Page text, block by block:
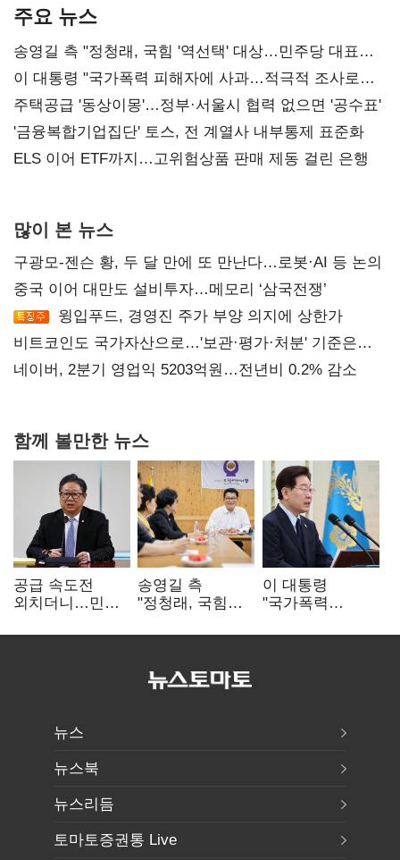
주요 뉴스
송영길 측 "정청래, 국힘 '역선택' 대상…민주당 대표로
총선 지휘 못해"
이 대통령 "국가폭력 피해자에 사과…적극적 조사로
진실 밝혀야"
주택공급 '동상이몽'…정부·서울시 협력 없으면 '공수표'
'금융복합기업집단' 토스, 전 계열사 내부통제 표준화
ELS 이어 ETF까지…고위험상품 판매 제동 걸린 은행
많이 본 뉴스
구광모-젠슨 황, 두 달 만에 또 만난다…로봇·AI 등 논의
중국 이어 대만도 설비투자…메모리 ‘삼국전쟁’
윙입푸드, 경영진 주가 부양 의지에 상한가
비트코인도 국가자산으로…'보관·평가·처분' 기준은
숙제
네이버, 2분기 영업익 5203억원…전년비 0.2% 감소
함께 볼만한 뉴스
공급 속도전
외치더니…민주,
리모델링'까지
송영길 측
"정청래, 국힘
민주당 대표로
이 대통령
"국가폭력
적극적 조사로
뉴스
뉴스북
뉴스리듬
토마토증권통 Live